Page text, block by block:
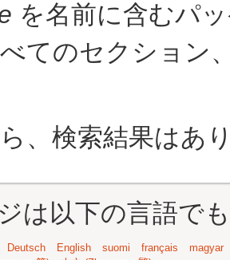
を名前に含むパ
てのセクション
、検索結果はあ
は以下の言語で
Deutsch English suomi français
magyar